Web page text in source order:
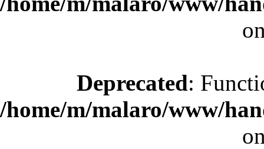
Deprecated:
/home/m/malaro/www/